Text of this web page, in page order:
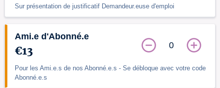
Sur présentation de justificatif Demandeur.euse d'emploi
Ami.e d'Abonné.e
€13
Pour les Ami.e.s de nos Abonné.e.s - Se débloque avec votre code
Abonné.e.s
0